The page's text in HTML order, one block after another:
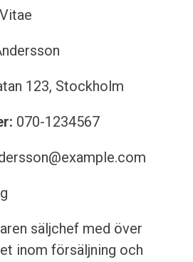
123, Stockholm
070-1234567
säljchef med över
inom försäljning och